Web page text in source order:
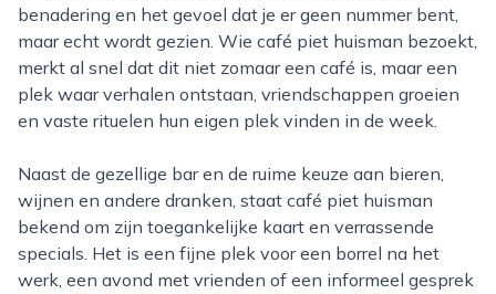
benadering en het gevoel dat je er geen nummer bent,
maar echt wordt gezien. Wie café piet huisman bezoekt,
merkt al snel dat dit niet zomaar een café is, maar een
plek waar verhalen ontstaan, vriendschappen groeien
en vaste rituelen hun eigen plek vinden in de week.
Naast de gezellige bar en de ruime keuze aan bieren,
wijnen en andere dranken, staat café piet huisman
bekend om zijn toegankelijke kaart en verrassende
specials. Het is een fijne plek voor een borrel na het
werk, een avond met vrienden of een informeel gesprek